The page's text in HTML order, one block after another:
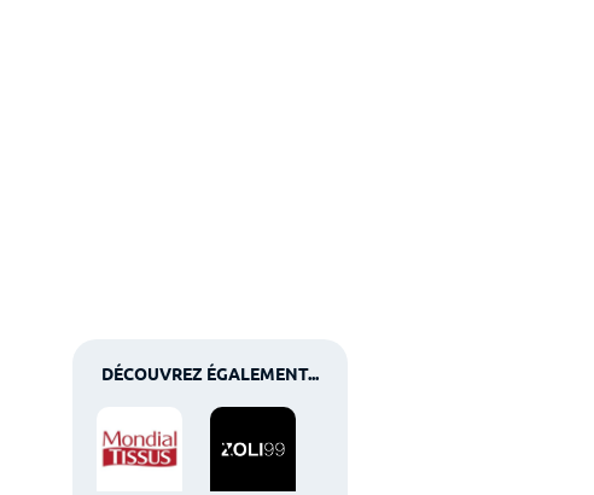
DÉCOUVREZ ÉGALEMENT...